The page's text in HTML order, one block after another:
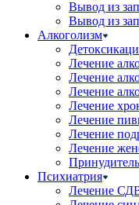
Вывод из
Вывод из
Алкоголизм
Лечение
Лечение
Лечение
Лечение
Лечение
Лечение
Лечение
Психиатрия
Лечение